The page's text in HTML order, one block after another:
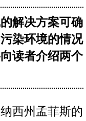
解决方案可确
染环境的情况
读者介绍两个
西州孟菲斯的